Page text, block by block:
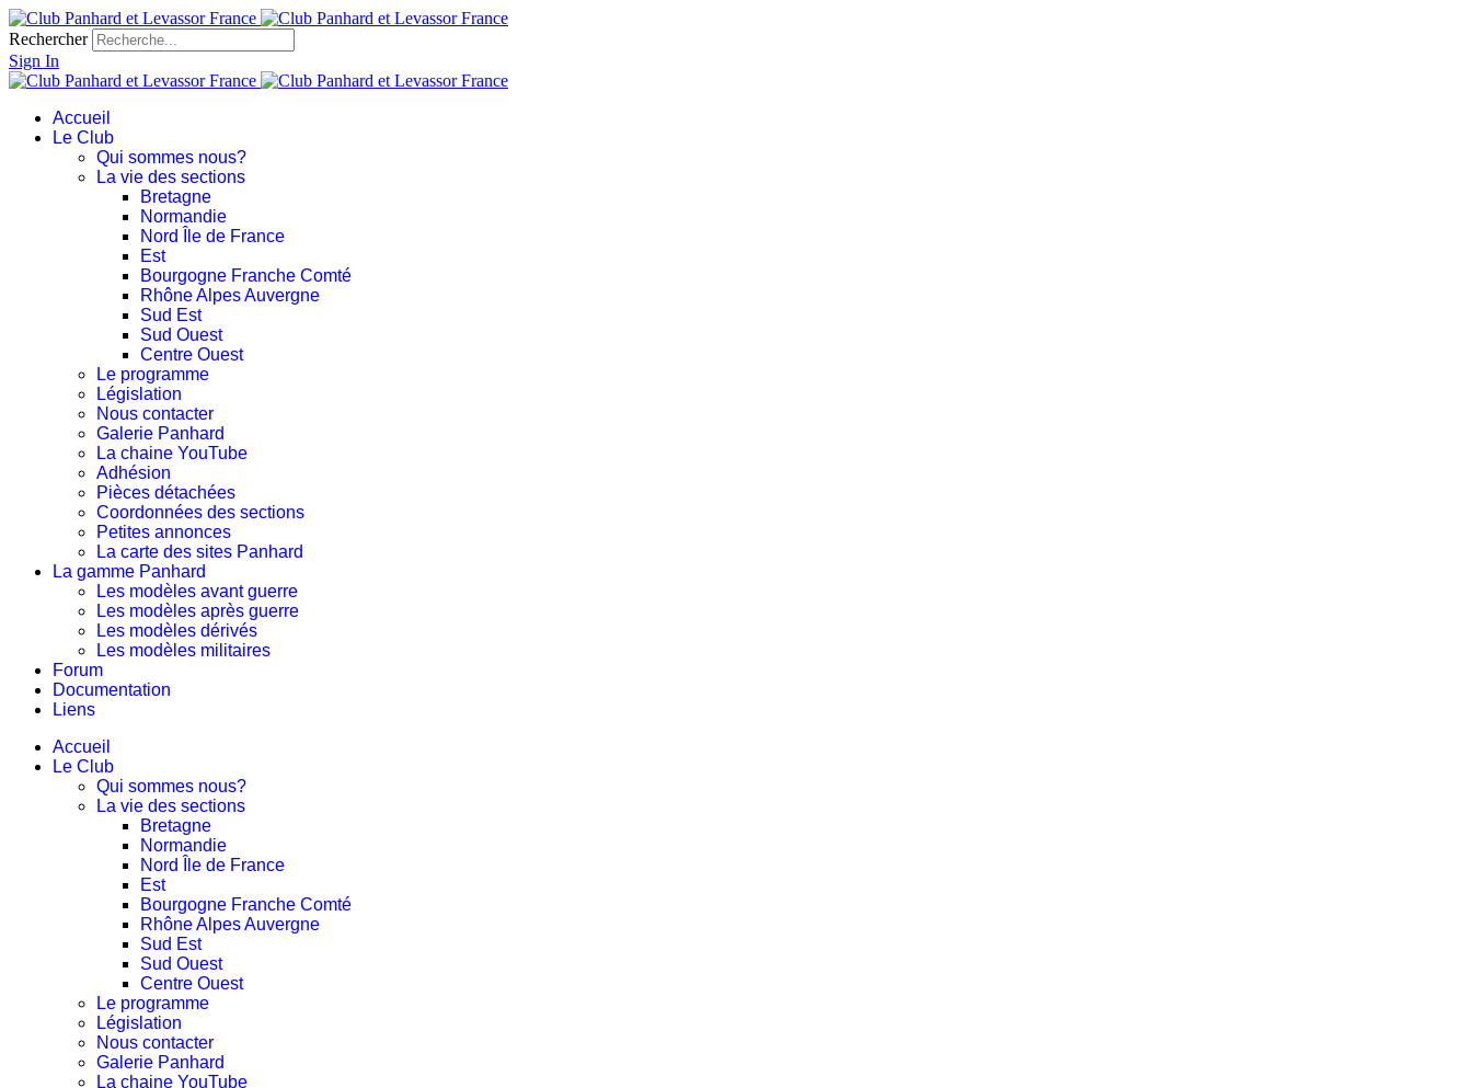
Rechercher
Sign In
Accueil
Le Club
Qui sommes nous?
La vie des sections
Bretagne
Normandie
Nord Île de France
Est
Bourgogne Franche Comté
Rhône Alpes Auvergne
Sud Est
Sud Ouest
Centre Ouest
Le programme
Législation
Nous contacter
Galerie Panhard
La chaine YouTube
Adhésion
Pièces détachées
Coordonnées des sections
Petites annonces
La carte des sites Panhard
La gamme Panhard
Les modèles avant guerre
Les modèles après guerre
Les modèles dérivés
Les modèles militaires
Forum
Documentation
Liens
Accueil
Le Club
Qui sommes nous?
La vie des sections
Bretagne
Normandie
Nord Île de France
Est
Bourgogne Franche Comté
Rhône Alpes Auvergne
Sud Est
Sud Ouest
Centre Ouest
Le programme
Législation
Nous contacter
Galerie Panhard
La chaine YouTube